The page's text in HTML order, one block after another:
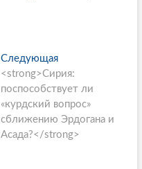
Следующая
л
е
д
у
ю
<strong>Сирия:
поспособствует ли
«курдский вопрос»
сближению Эрдогана и
Асада?</strong>